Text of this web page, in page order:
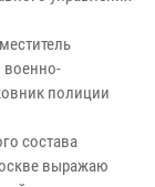
военно-
полиции
состава
выражаю